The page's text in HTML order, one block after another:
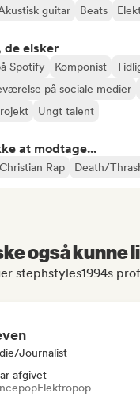
guitar Beats
de elsker
Spotify Komponist
på sociale medier
Ungt talent
at modtage...
Christian Rap Death/
også
stephstyles1994s
journalist
afgivet
Elektropop